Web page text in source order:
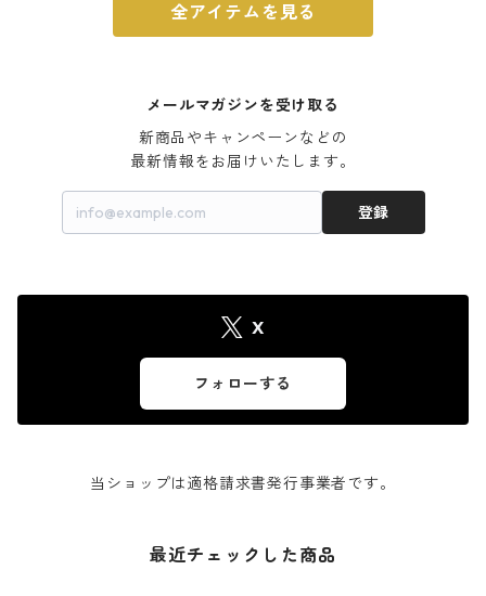
全アイテムを見る
メールマガジンを受け取る
新商品やキャンペーンなどの
最新情報をお届けいたします。
登録
X
フォローする
当ショップは適格請求書発行事業者です。
最近チェックした商品